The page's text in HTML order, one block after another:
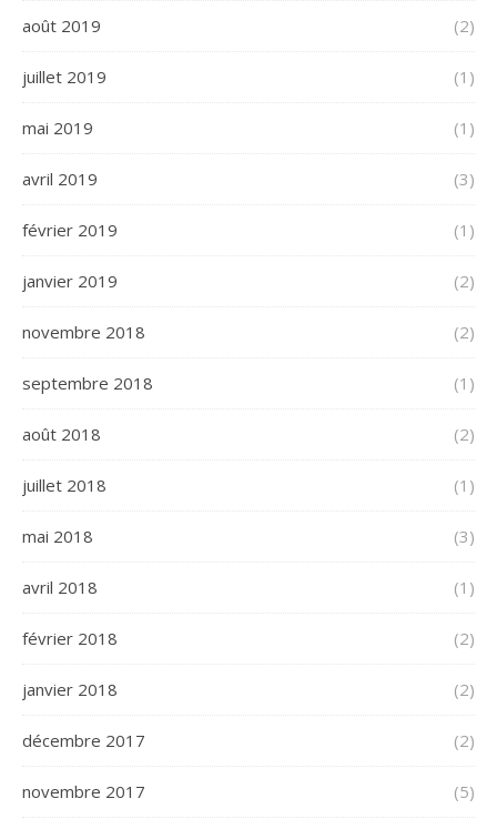
août 2019 (2)
juillet 2019 (1)
mai 2019 (1)
avril 2019 (3)
février 2019 (1)
janvier 2019 (2)
novembre 2018 (2)
septembre 2018 (1)
août 2018 (2)
juillet 2018 (1)
mai 2018 (3)
avril 2018 (1)
février 2018 (2)
janvier 2018 (2)
décembre 2017 (2)
novembre 2017 (5)